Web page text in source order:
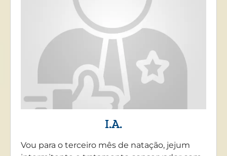
I.A.
Vou para o terceiro mês de natação, jejum